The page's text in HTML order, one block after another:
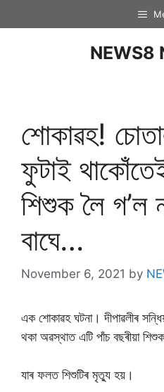
NEWS8
শোকাৱহ!
ফুটাই
শিশুক লৈ গ’ল
বাঘে…
November 6, 2021 by
এক শোকাৱহ ঘটনা। দীপাৱলীৰ
থকা অৱস্থাত এটি পাঁচ বছৰীয়া
যাৰ ফলত শিশুটিৰ মৃত্যু হয়।